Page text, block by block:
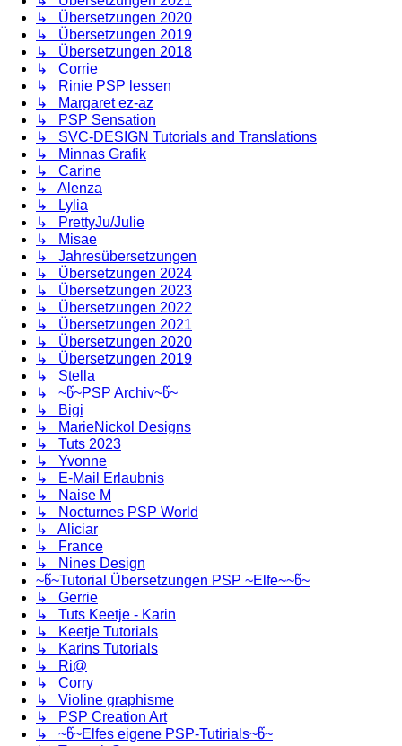
↳ Übersetzungen 2020
↳ Übersetzungen 2019
↳ Übersetzungen 2018
↳ Corrie
↳ Rinie PSP lessen
↳ Margaret ez-az
↳ PSP Sensation
↳ SVC-DESIGN Tutorials and Translations
↳ Minnas Grafik
↳ Carine
↳ Alenza
↳ Lylia
↳ PrettyJu/Julie
↳ Misae
↳ Jahresübersetzungen
↳ Übersetzungen 2024
↳ Übersetzungen 2023
↳ Übersetzungen 2022
↳ Übersetzungen 2021
↳ Übersetzungen 2020
↳ Übersetzungen 2019
↳ Stella
↳ ~წ~PSP Archiv~წ~
↳ Bigi
↳ MarieNickol Designs
↳ Tuts 2023
↳ Yvonne
↳ E-Mail Erlaubnis
↳ Naise M
↳ Nocturnes PSP World
↳ Aliciar
↳ France
↳ Nines Design
~წ~Tutorial Übersetzungen PSP ~Elfe~~წ~
↳ Gerrie
↳ Tuts Keetje - Karin
↳ Keetje Tutorials
↳ Karins Tutorials
↳ Ri@
↳ Corry
↳ Violine graphisme
↳ PSP Creation Art
↳ ~წ~Elfes eigene PSP-Tutirials~წ~